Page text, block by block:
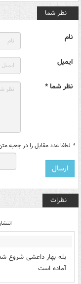
نظر شما
نام
ایمیل
نظر شما *
* لطفا عدد مقابل را در جعبه
نظرات
بله بهار داعشی شروع
آماده است